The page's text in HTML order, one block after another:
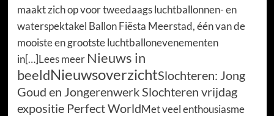
maakt zich op voor tweedaags luchtballonnen- en
waterspektakel Ballon Fiësta Meerstad, één van de
mooiste en grootste luchtballonevenementen
in[…]Lees meer Nieuws in
beeldNieuwsoverzichtSlochteren: Jong
Goud en Jongerenwerk Slochteren vrijdag
expositie Perfect WorldMet veel enthousiasme